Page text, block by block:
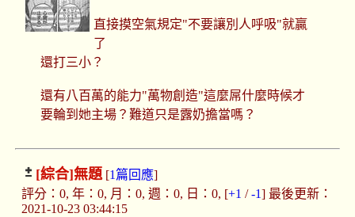
直接摸空氣規定"不要讓別人呼吸"就贏
了
還打三小？
還有八百萬的能力"萬物創造"這麼屌什麼時候才
要輪到她主場？難道只是露奶擔當嗎？
[綜合]無題[1篇回應]
評分：0, 年：0, 月：0, 週：0, 日：0, [+1 /-1] 最後更新：
2021-10-23 03:44:15